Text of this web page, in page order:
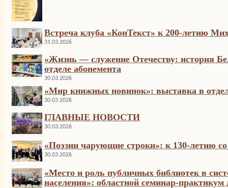
Встреча клуба «КонТекст» к 200-летию
31.03.2026
«Жизнь — служение Отечеству: история
отделе абонемента
30.03.2026
«Мир книжных новинок»: выставка в
30.03.2026
ГЛАВНЫЕ НОВОСТИ
30.03.2026
«Поэзии чарующие строки»: к 130-летию
30.03.2026
«Место и роль публичных библиотек в
населения»: областной семинар-